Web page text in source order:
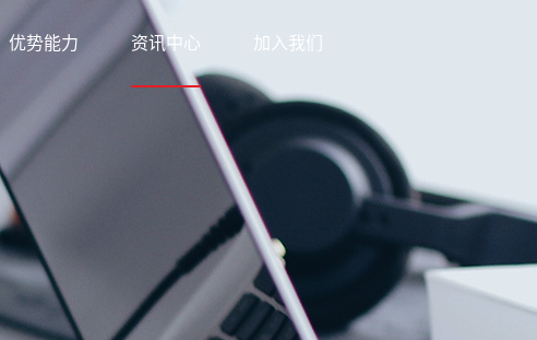
优势能力
信息科技
服务网络
资源优势
解决方案
资讯中心
新闻中心
下载中心
加入我们